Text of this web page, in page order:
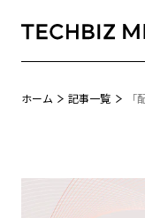
ホーム 記事一覧